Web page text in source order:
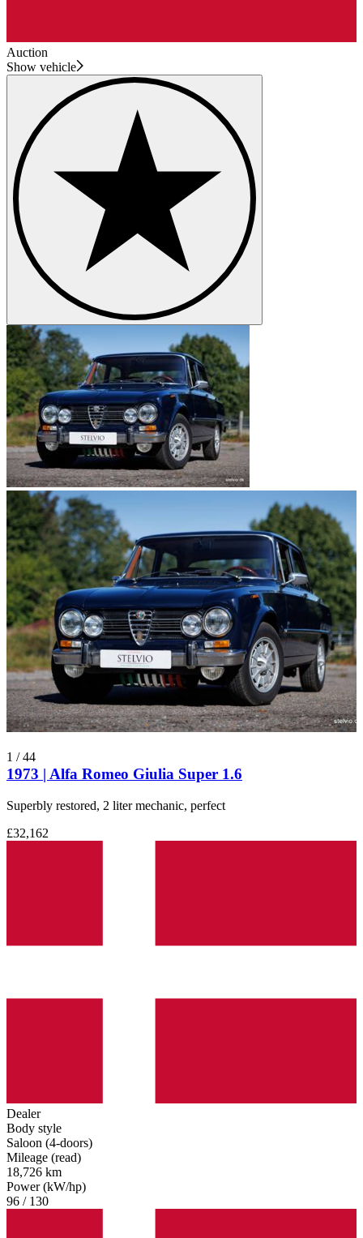
Auction
Show vehicle
1 /44
1973 | Alfa Romeo Giulia Super 1.6
Superbly restored, 2 liter mechanic, perfect
£32,162
Dealer
Body style
Saloon (4-doors)
Mileage (read)
18,726 km
Power (kW/hp)
96 / 130